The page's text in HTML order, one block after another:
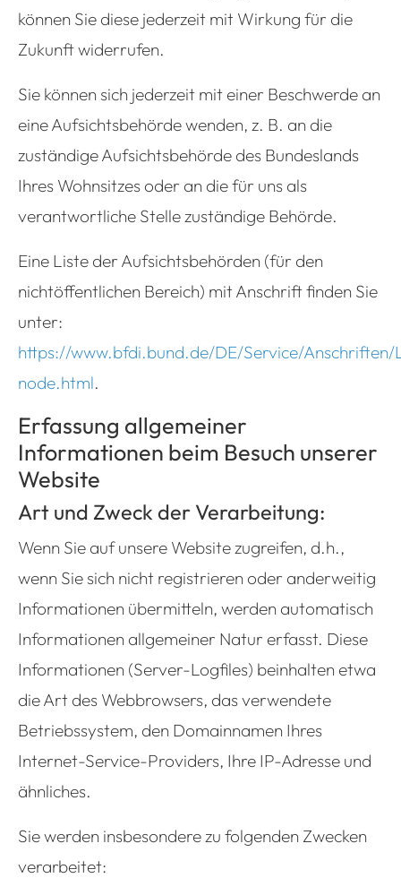
können Sie diese jederzeit mit Wirkung für die
Zukunft widerrufen.
Sie können sich jederzeit mit einer Beschwerde an
eine Aufsichtsbehörde wenden, z. B. an die
zuständige Aufsichtsbehörde des Bundeslands
Ihres Wohnsitzes oder an die für uns als
verantwortliche Stelle zuständige Behörde.
Eine Liste der Aufsichtsbehörden (für den
nichtöffentlichen Bereich) mit Anschrift finden Sie
unter:
https://www.bfdi.bund.de/DE/Service/
node.html.
Erfassung allgemeiner
Informationen beim Besuch unserer
Website
Art und Zweck der Verarbeitung:
Wenn Sie auf unsere Website zugreifen, d.h.,
wenn Sie sich nicht registrieren oder anderweitig
Informationen übermitteln, werden automatisch
Informationen allgemeiner Natur erfasst. Diese
Informationen (Server-Logfiles) beinhalten etwa
die Art des Webbrowsers, das verwendete
Betriebssystem, den Domainnamen Ihres
Internet-Service-Providers, Ihre IP-Adresse und
ähnliches.
Sie werden insbesondere zu folgenden Zwecken
verarbeitet: